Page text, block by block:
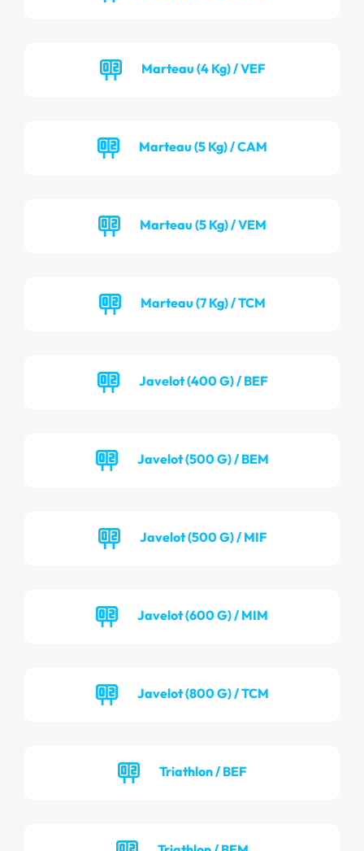
Marteau (4 Kg) / VEF
Marteau (5 Kg) / CAM
Marteau (5 Kg) / VEM
Marteau (7 Kg) / TCM
Javelot (400 G) / BEF
Javelot (500 G) / BEM
Javelot (500 G) / MIF
Javelot (600 G) / MIM
Javelot (800 G) / TCM
Triathlon / BEF